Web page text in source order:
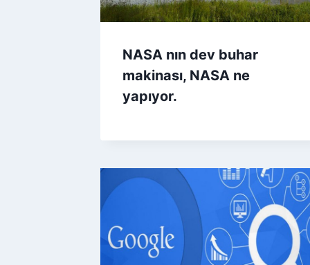
NASA nın dev buhar
makinası, NASA ne
yapıyor.